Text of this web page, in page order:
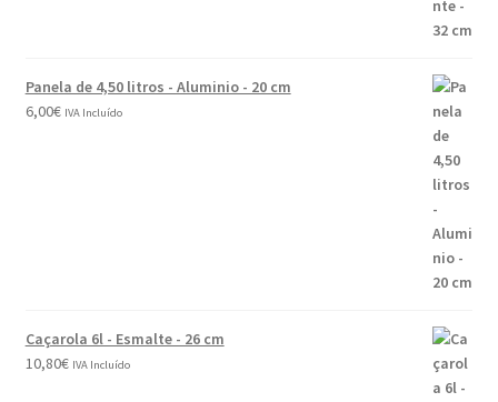
Panela de 4,50 litros - Aluminio - 20 cm
6,00€ IVA Incluído
Caçarola 6l - Esmalte - 26 cm
10,80€ IVA Incluído